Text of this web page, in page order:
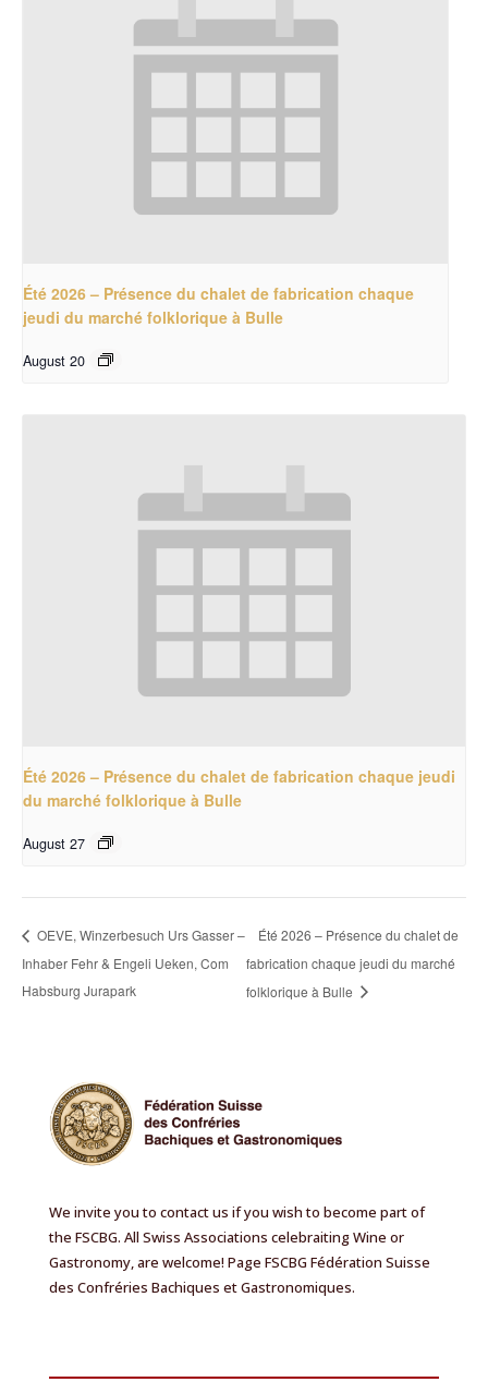
Été 2026 – Présence du chalet de fabrication chaque
jeudi du marché folklorique à Bulle
August 20
Été 2026 – Présence du chalet de fabrication chaque jeudi
du marché folklorique à Bulle
August 27
OEVE, Winzerbesuch Urs Gasser –
Inhaber Fehr & Engeli Ueken, Com
Habsburg Jurapark
Été 2026 – Présence du chalet de
fabrication chaque jeudi du marché
folklorique à Bulle
We invite you to contact us if you wish to become part of
the FSCBG. All Swiss Associations celebraiting Wine or
Gastronomy, are welcome! Page FSCBG Fédération Suisse
des Confréries Bachiques et Gastronomiques.